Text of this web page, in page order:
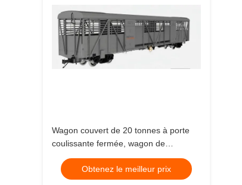
Wagon couvert de 20 tonnes à porte
coulissante fermée, wagon de
marchandises ferroviaire de 3 mètres
Obtenez le meilleur prix